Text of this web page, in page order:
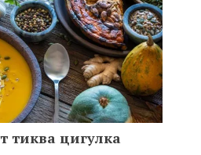
тиква цигулка